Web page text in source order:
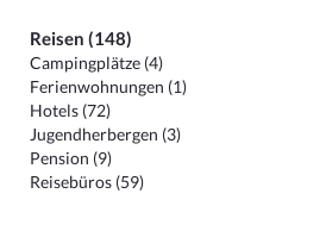
Reisen (148)
Campingplätze (4)
Ferienwohnungen (1)
Hotels (72)
Jugendherbergen (3)
Pension (9)
Reisebüros (59)